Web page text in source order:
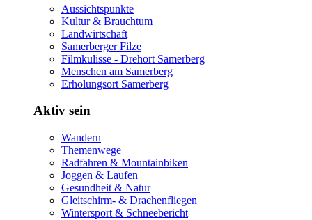
Aussichtspunkte
Kultur & Brauchtum
Landwirtschaft
Samerberger Filze
Filmkulisse - Drehort Samerberg
Menschen am Samerberg
Erholungsort Samerberg
Aktiv sein
Wandern
Themenwege
Radfahren & Mountainbiken
Joggen & Laufen
Gesundheit & Natur
Gleitschirm- & Drachenfliegen
Wintersport & Schneebericht